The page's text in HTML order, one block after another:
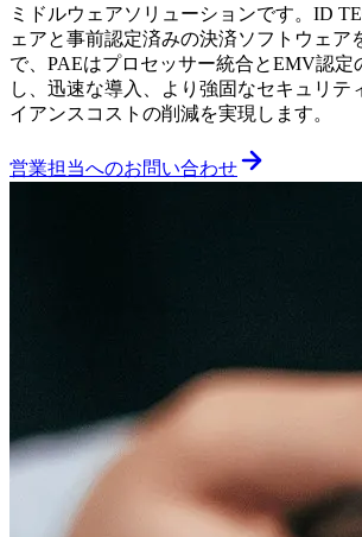
ミドルウェアソリューションです。ID
ェアと事前認定済みの決済ソフトウェア
で、PAEはプロセッサー統合とEMV認定
し、迅速な導入、より強固なセキュリテ
イアンスコストの削減を実現します。
営業担当へのお問い合わせ